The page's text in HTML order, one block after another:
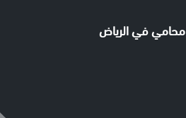
محامي في الرياض